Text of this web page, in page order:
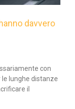
davvero
con
lunghe distanze
il